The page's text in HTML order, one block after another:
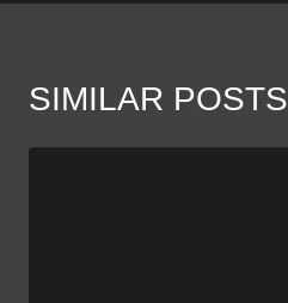
SIMILAR POSTS